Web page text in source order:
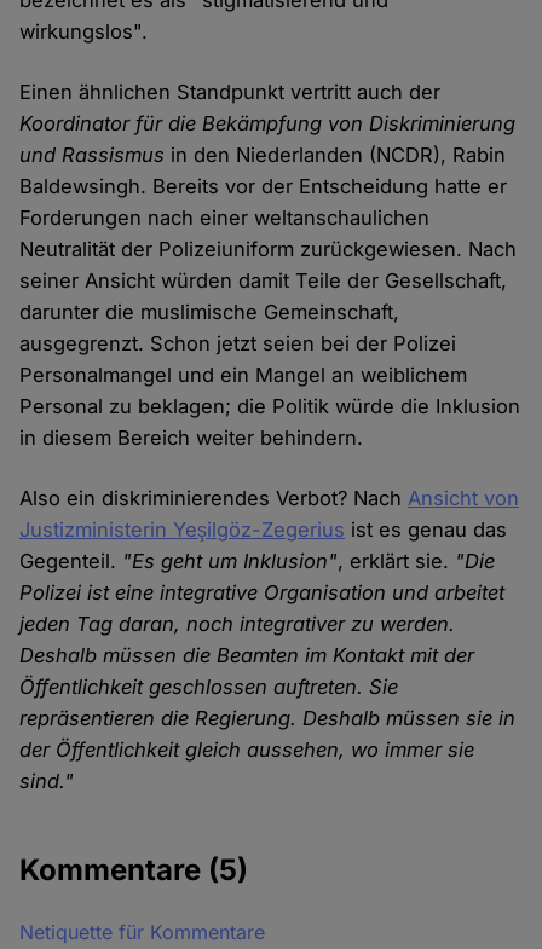
wirkungslos".
Einen ähnlichen Standpunkt vertritt auch der
Koordinator für die Bekämpfung von Diskriminierung
und Rassismus in den Niederlanden (NCDR), Rabin
Baldewsingh. Bereits vor der Entscheidung hatte er
Forderungen nach einer weltanschaulichen
Neutralität der Polizeiuniform zurückgewiesen. Nach
seiner Ansicht würden damit Teile der Gesellschaft,
darunter die muslimische Gemeinschaft,
ausgegrenzt. Schon jetzt seien bei der Polizei
Personalmangel und ein Mangel an weiblichem
Personal zu beklagen; die Politik würde die Inklusion
in diesem Bereich weiter behindern.
Also ein diskriminierendes Verbot? NachAnsicht von
Justizministerin Yeşilgöz-Zegerius ist es genau das
Gegenteil. "Es geht um Inklusion", erklärt sie. "Die
Polizei ist eine integrative Organisation und arbeitet
jeden Tag daran, noch integrativer zu werden.
Deshalb müssen die Beamten im Kontakt mit der
Öffentlichkeit geschlossen auftreten. Sie
repräsentieren die Regierung. Deshalb müssen sie in
der Öffentlichkeit gleich aussehen, wo immer sie
sind."
Kommentare (5)
Netiquette für Kommentare